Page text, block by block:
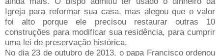
Igreja para reformar sua casa, mas alegou que o valor
foi alto porque ele precisou restaurar outras 10
construções para modificar sua residência, para cumprir
uma lei de preservação histórica.
No dia 23 de outubro de 2013, o papa Francisco ordenou